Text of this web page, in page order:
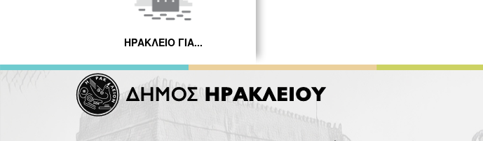
ΗΡΑΚΛΕΙΟ ΓΙΑ...